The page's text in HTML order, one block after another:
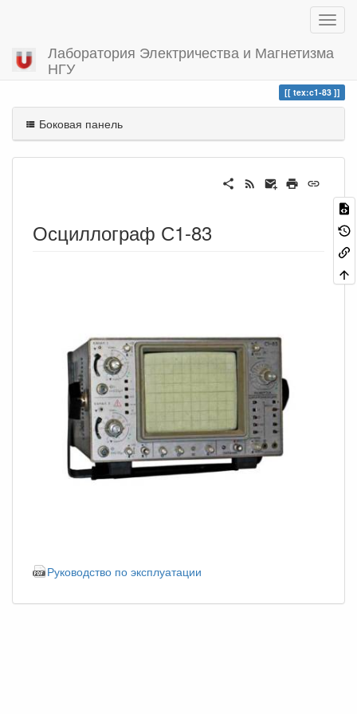
Лаборатория Электричества и Магнетизма
НГУ
Вы посетили
tex:c1-83
Боковая панель
Осциллограф С1-83
Руководство по эксплуатации